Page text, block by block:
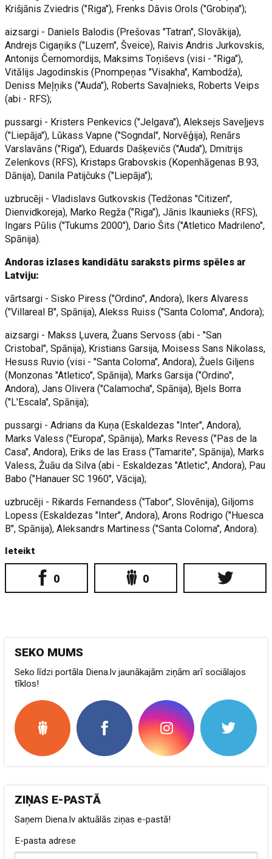
Krišjānis Zviedris ("Riga"), Frenks Dāvis Orols ("Grobiņa");
aizsargi - Daniels Balodis (Prešovas "Tatran", Slovākija),
Andrejs Cigaņiks ("Luzern", Šveice), Raivis Andris Jurkovskis,
Antonijs Černomordijs, Maksims Toņiševs (visi - "Riga"),
Vitālijs Jagodinskis (Pnompeņas "Visakha", Kambodža),
Deniss Meļņiks ("Auda"), Roberts Savaļnieks, Roberts Veips
(abi - RFS);
pussargi - Kristers Penkevics ("Jelgava"), Aleksejs Saveļjevs
("Liepāja"), Lūkass Vapne ("Sogndal", Norvēģija), Renārs
Varslavāns ("Riga"), Eduards Dašķevičs ("Auda"), Dmitrijs
Zelenkovs (RFS), Kristaps Grabovskis (Kopenhāgenas B.93,
Dānija), Danila Patijčuks ("Liepāja");
uzbrucēji - Vladislavs Gutkovskis (Tedžonas "Citizen",
Dienvidkoreja), Marko Regža ("Riga"), Jānis Ikaunieks (RFS),
Ingars Pūlis ("Tukums 2000"), Dario Šits ("Atletico Madrileno",
Spānija).
Andoras izlases kandidātu saraksts pirms spēles ar
Latviju:
vārtsargi - Sisko Piress ("Ordino", Andora), Ikers Alvaress
("Villareal B", Spānija), Alekss Ruiss ("Santa Coloma", Andora);
aizsargi - Makss Ļuvera, Žuans Servoss (abi - "San
Cristobal", Spānija), Kristians Garsija, Moisess Sans Nikolass,
Hesuss Ruvio (visi - "Santa Coloma", Andora), Žuels Giljens
(Monzonas "Atletico", Spānija), Marks Garsija ("Ordino",
Andora), Jans Olivera ("Calamocha", Spānija), Bjels Borra
("L'Escala", Spānija);
pussargi - Adrians da Kuņa (Eskaldezas "Inter", Andora),
Marks Valess ("Europa", Spānija), Marks Revess ("Pas de la
Casa", Andora), Eriks de las Erass ("Tamarite", Spānija), Marks
Valess, Žuāu da Silva (abi - Eskaldezas "Atletic", Andora), Pau
Babo ("Hanauer SC 1960", Vācija);
uzbrucēji - Rikards Fernandess ("Tabor", Slovēnija), Giljoms
Lopess (Eskaldezas "Inter", Andora), Arons Rodrigo ("Huesca
B", Spānija), Aleksandrs Martiness ("Santa Coloma", Andora).
Ieteikt
0 0
SEKO MUMS
Seko līdzi portāla Diena.lv jaunākajām ziņām arī sociālajos
tīklos!
ZIŅAS E-PASTĀ
Saņem Diena.lv aktuālās ziņas e-pastā!
E-pasta adrese